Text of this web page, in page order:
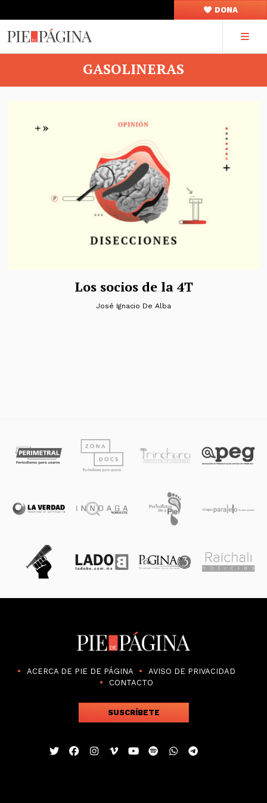
DONA
GASOLINERAS
Los socios de la 4T
José Ignacio De Alba
ACERCA DE PIE DE PÁGINA
AVISO DE PRIVACIDAD
CONTACTO
SUSCRÍBETE